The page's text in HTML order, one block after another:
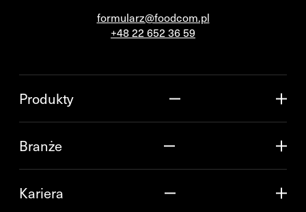
formularz@foodcom.pl
+48 22 652 36 59
Produkty
Branże
Kariera